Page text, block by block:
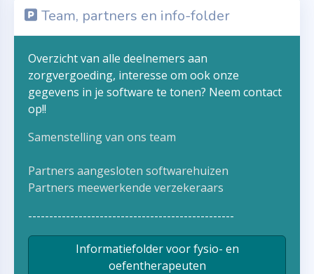
Team, partners en info-folder
Overzicht van alle deelnemers aan
zorgvergoeding, interesse om ook onze
gegevens in je software te tonen? Neem contact
op!!
Samenstelling van ons team
Partners aangesloten softwarehuizen
Partners meewerkende verzekeraars
-------------------------------------------------
Informatiefolder voor fysio- en
oefentherapeuten